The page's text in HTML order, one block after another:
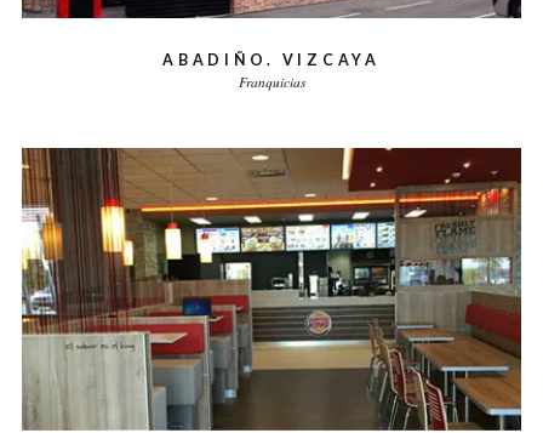
ABADIÑO. VIZCAYA
Franquicias